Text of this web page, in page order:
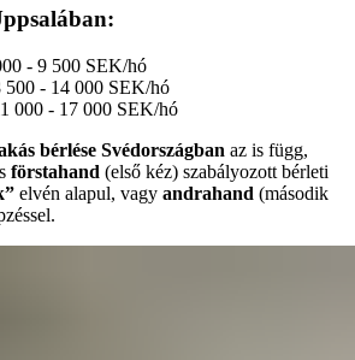
- 9 500 SEK/hó
500 - 14 000 SEK/hó
000 - 17 000 SEK/hó
bérlése Svédországban az is függ,
förstahand (első kéz) szabályozott bérleti
elvén alapul, vagy andrahand (második